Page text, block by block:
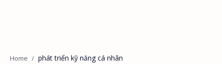
phát triển kỹ năng cá nhân